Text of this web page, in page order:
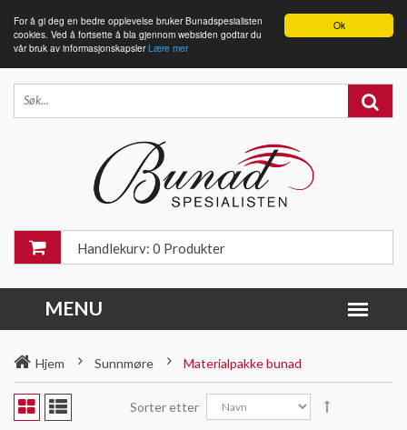
Ok
For å gi deg en bedre opplevelse bruker Bunadspesialisten
cookies. Ved å fortsette å bla gjennom websiden godtar du
vår bruk av informasjonskapslerLære mer
Handlekurv: 0 Produkter
Hjem Sunnmøre Materialpakke bunad
Sorter etter